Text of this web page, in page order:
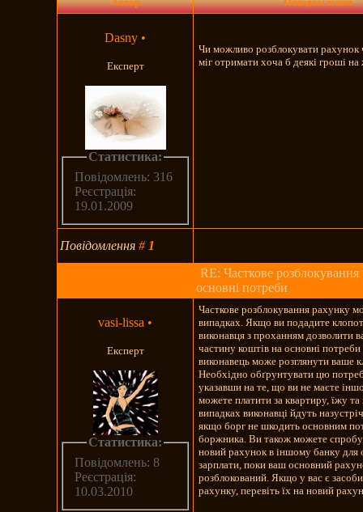
Dasny •
Експерт
Статистика:
Повідомлень: 316
Реєстрація:
19.01.2009
Чи можливо розблокувати рахунок
міг отримати хоча б деякі гроші на
Повідомлення# 1
RE: Часткове
основні потреби
vasi-lissa •
Експерт
Статистика:
Повідомлень: 8
Реєстрація:
10.03.2010
Часткове розблокування рахунку
випадках. Якщо ви подадите
виконавця з проханням дозволити
частину коштів на основні
виконавець може розглянути ваше
Необхідно обґрунтувати цю
указавши на те, що ви не маєте
можете платити за квартиру, їжу
випадках виконавці йдуть
якщо борг не шкодить основним
боржника. Ви також можете
новий рахунок в іншому банку для
зарплати, поки ваш основний
розблокований. Якщо у вас є
рахунку, перевіть їх на новий